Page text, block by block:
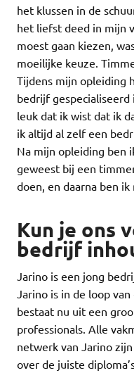
het klussen in de
het liefst deed in mijn
moest gaan kiezen,
moeilijke keuze.
Tijdens mijn opleiding
bedrijf
leuk dat ik wist dat ik
ik altijd al zelf een
Na mijn opleiding ben
geweest bij een
doen, en daarna ben
Kun je ons
bedrijf
Jarino is een jong
Jarino is in de loop
bestaat nu uit een
professionals. Alle
netwerk van Jarino
over de juiste